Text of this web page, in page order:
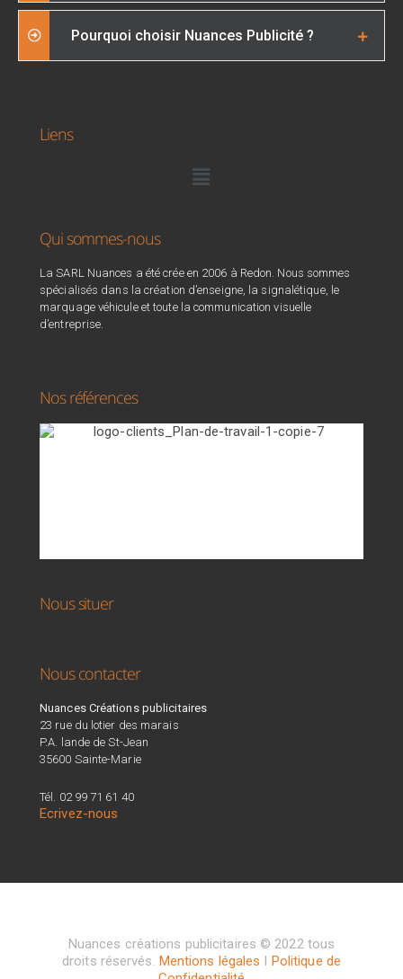
Pourquoi choisir Nuances Publicité ?
Liens
Qui sommes-nous
La SARL Nuances a été crée en 2006 à Redon. Nous sommes
spécialisés dans la création d’enseigne, la signalétique, le
marquage véhicule et toute la communication visuelle
d’entreprise.
Nos références
Nous situer
Nous contacter
Nuances Créations publicitaires
23 rue du lotier des marais
P.A. lande de St-Jean
35600 Sainte-Marie
Tél. 02 99 71 61 40
Ecrivez-nous
Nuances créations publicitaires © 2022 tous
droits réservés. Mentions légales I Politique de